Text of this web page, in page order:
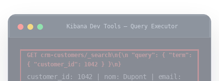
Kibana Dev Tools – Query Executor
GET crm-customers/_search\n{\n "query": { "term":
{ "customer_id": 1042 } }\n}
customer_id: 1042 | nom: Dupont | email: